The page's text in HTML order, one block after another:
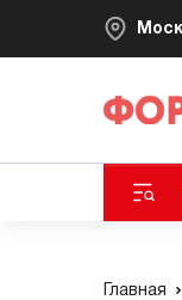
Главная